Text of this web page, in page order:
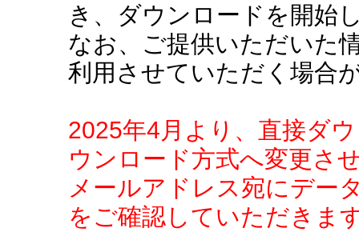
き、ダウンロードを開始
なお、ご提供いただいた
利用させていただく場合
2025年4月より、直接ダ
ウンロード方式へ変更さ
メールアドレス宛にデー
をご確認していただきま